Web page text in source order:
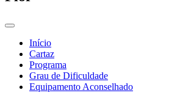
Início
Cartaz
Programa
Grau de Dificuldade
Equipamento Aconselhado